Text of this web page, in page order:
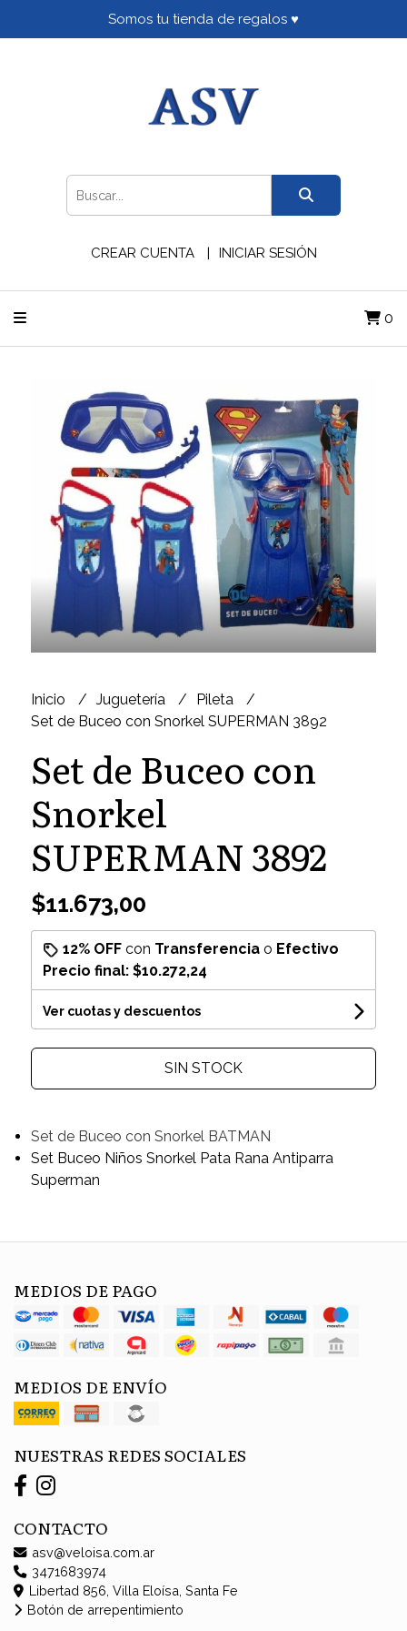
Somos tu tienda de regalos ♥
CREAR CUENTA INICIAR SESIÓN
0
Inicio Juguetería
Pileta
Set de Buceo con Snorkel SUPERMAN 3892
Set de Buceo con
Snorkel
SUPERMAN 3892
$11.673,00
12% OFFcon Transferenciao Efectivo
Precio final: $10.272,24
Ver cuotas y descuentos
SIN STOCK
Set de Buceo con Snorkel BATMAN
Set Buceo Niños Snorkel Pata Rana Antiparra
Superman
MEDIOS DE PAGO
MEDIOS DE ENVÍO
NUESTRAS REDES SOCIALES
CONTACTO
asv@veloisa.com.ar
3471683974
Libertad 856, Villa Eloísa, Santa Fe
Botón de arrepentimiento